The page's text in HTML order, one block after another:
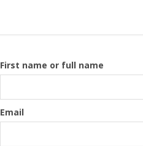
First name or full name
Email